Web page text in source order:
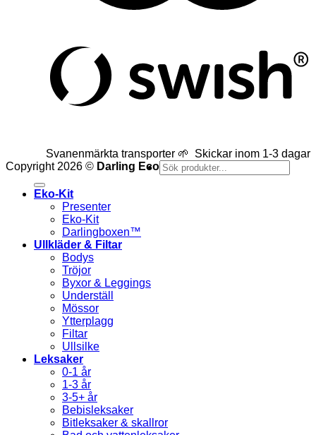
Svanenmärkta transporter 🌱 Skickar inom 1-3 dagar
Copyright 2026 © Darling EcoSök
efter:
Eko-Kit
Presenter
Eko-Kit
Darlingboxen™
Ullkläder & Filtar
Bodys
Tröjor
Byxor & Leggings
Underställ
Mössor
Ytterplagg
Filtar
Ullsilke
Leksaker
0-1 år
1-3 år
3-5+ år
Bebisleksaker
Bitleksaker & skallror